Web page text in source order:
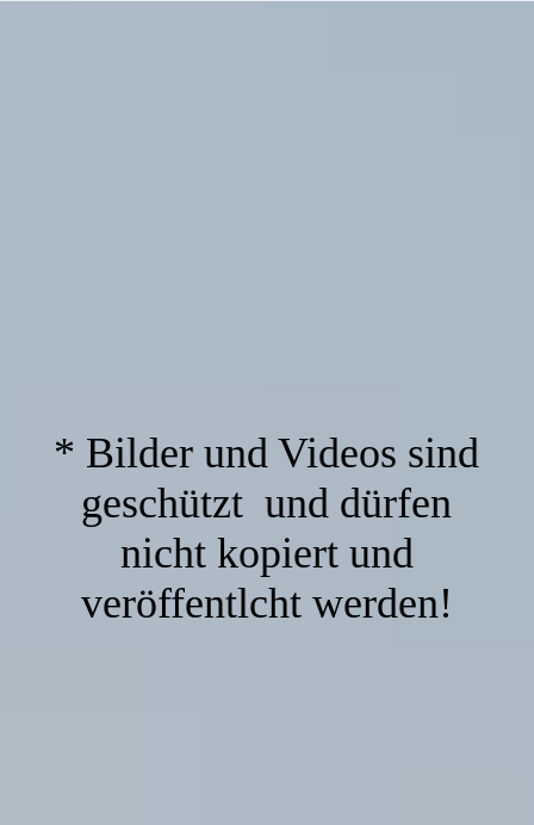
* Bilder und Videos sind
geschützt und dürfen
nicht kopiert und
veröffentlcht werden!